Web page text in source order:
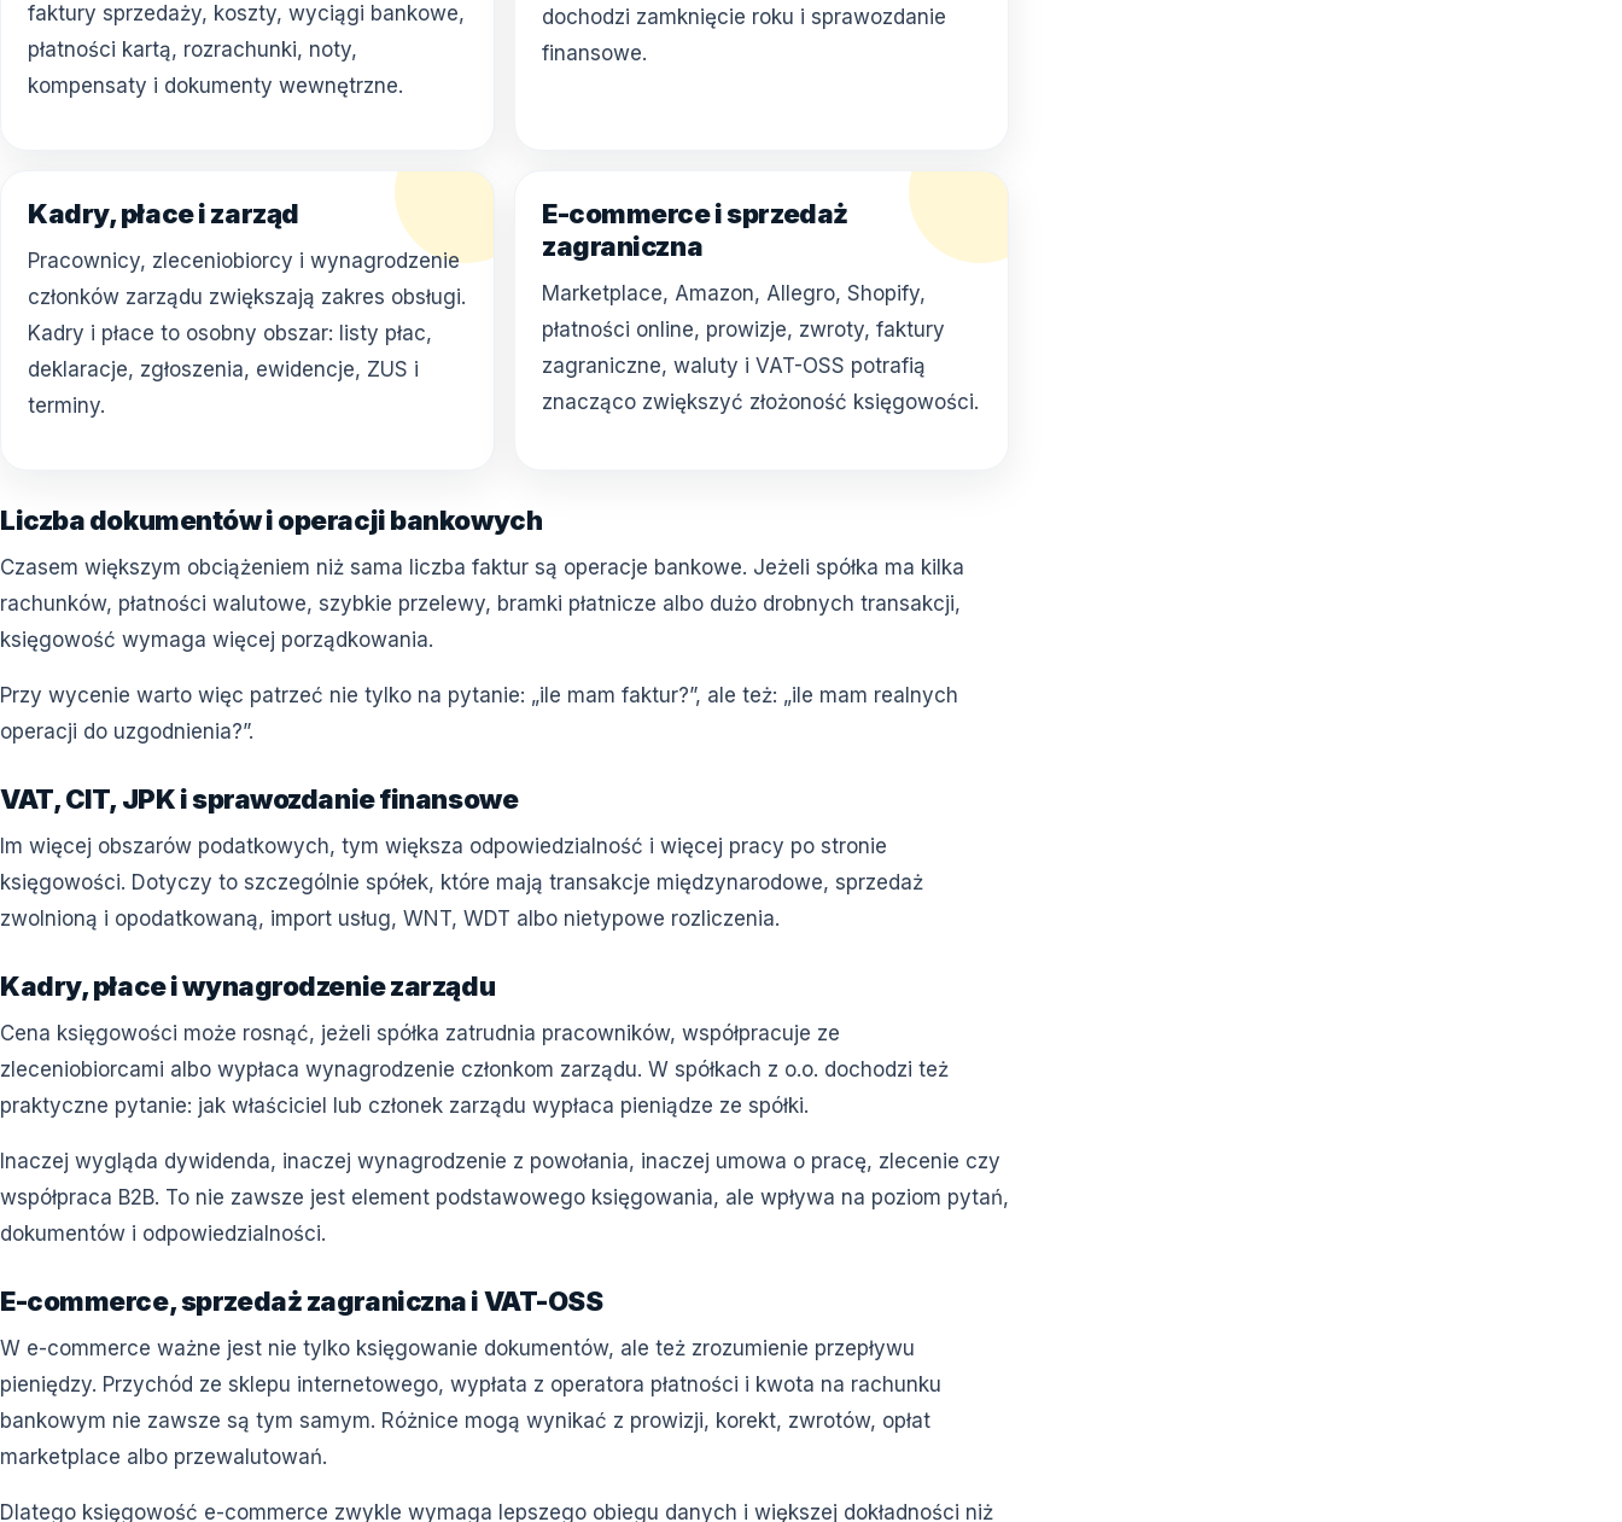
faktury sprzedaży, koszty, wyciągi bankowe,
płatności kartą, rozrachunki, noty,
kompensaty i dokumenty wewnętrzne.
dochodzi zamknięcie roku i sprawozdanie
finansowe.
Kadry, płace i zarząd
Pracownicy, zleceniobiorcy i wynagrodzenie
członków zarządu zwiększają zakres obsługi.
Kadry i płace to osobny obszar: listy płac,
deklaracje, zgłoszenia, ewidencje, ZUS i
terminy.
E-commerce i sprzedaż
zagraniczna
Marketplace, Amazon, Allegro, Shopify,
płatności online, prowizje, zwroty, faktury
zagraniczne, waluty i VAT-OSS potrafią
znacząco zwiększyć złożoność księgowości.
Liczba dokumentów i operacji bankowych
Czasem większym obciążeniem niż sama liczba faktur są operacje bankowe. Jeżeli spółka ma kilka
rachunków, płatności walutowe, szybkie przelewy, bramki płatnicze albo dużo drobnych transakcji,
księgowość wymaga więcej porządkowania.
Przy wycenie warto więc patrzeć nie tylko na pytanie: „ile mam faktur?”, ale też: „ile mam realnych
operacji do uzgodnienia?”.
VAT, CIT, JPK i sprawozdanie finansowe
Im więcej obszarów podatkowych, tym większa odpowiedzialność i więcej pracy po stronie
księgowości. Dotyczy to szczególnie spółek, które mają transakcje międzynarodowe, sprzedaż
zwolnioną i opodatkowaną, import usług, WNT, WDT albo nietypowe rozliczenia.
Kadry, płace i wynagrodzenie zarządu
Cena księgowości może rosnąć, jeżeli spółka zatrudnia pracowników, współpracuje ze
zleceniobiorcami albo wypłaca wynagrodzenie członkom zarządu. W spółkach z o.o. dochodzi też
praktyczne pytanie: jak właściciel lub członek zarządu wypłaca pieniądze ze spółki.
Inaczej wygląda dywidenda, inaczej wynagrodzenie z powołania, inaczej umowa o pracę, zlecenie czy
współpraca B2B. To nie zawsze jest element podstawowego księgowania, ale wpływa na poziom pytań,
dokumentów i odpowiedzialności.
E-commerce, sprzedaż zagraniczna i VAT-OSS
W e-commerce ważne jest nie tylko księgowanie dokumentów, ale też zrozumienie przepływu
pieniędzy. Przychód ze sklepu internetowego, wypłata z operatora płatności i kwota na rachunku
bankowym nie zawsze są tym samym. Różnice mogą wynikać z prowizji, korekt, zwrotów, opłat
marketplace albo przewalutowań.
Dlatego księgowość e-commerce zwykle wymaga lepszego obiegu danych i większej dokładności niż